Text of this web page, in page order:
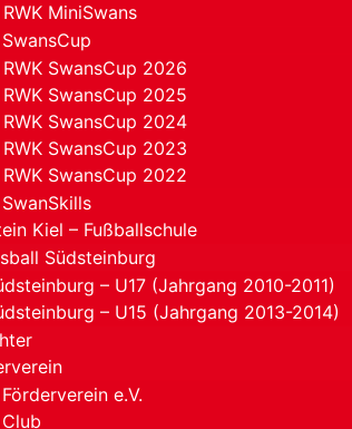
RWK MiniSwans
SwansCup
RWK SwansCup 2026
RWK SwansCup 2025
RWK SwansCup 2024
RWK SwansCup 2023
RWK SwansCup 2022
SwanSkills
Kiel – Fußballschule
Südsteinburg
– U17 (Jahrgang 2010-2011)
– U15 (Jahrgang 2013-2014)
Förderverein e.V.